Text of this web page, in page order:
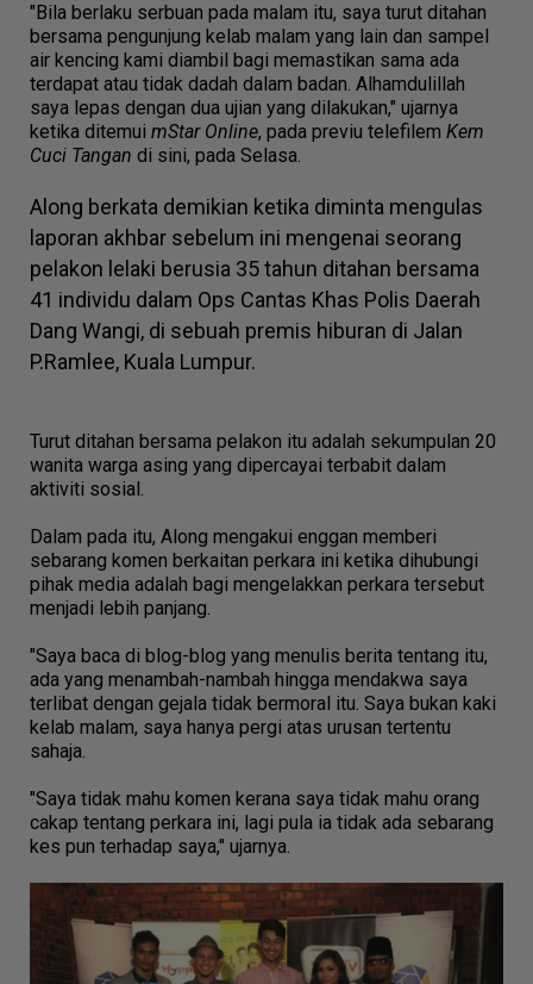
"Bila berlaku serbuan pada malam itu, saya turut ditahan
bersama pengunjung kelab malam yang lain dan sampel
air kencing kami diambil bagi memastikan sama ada
terdapat atau tidak dadah dalam badan. Alhamdulillah
saya lepas dengan dua ujian yang dilakukan," ujarnya
ketika ditemui mStar Online, pada previu telefilem Kem
Cuci Tangan di sini, pada Selasa.
Along berkata demikian ketika diminta mengulas
laporan akhbar sebelum ini mengenai seorang
pelakon lelaki berusia 35 tahun ditahan bersama
41 individu dalam Ops Cantas Khas Polis Daerah
Dang Wangi, di sebuah premis hiburan di Jalan
P.Ramlee, Kuala Lumpur.
Turut ditahan bersama pelakon itu adalah sekumpulan 20
wanita warga asing yang dipercayai terbabit dalam
aktiviti sosial.
Dalam pada itu, Along mengakui enggan memberi
sebarang komen berkaitan perkara ini ketika dihubungi
pihak media adalah bagi mengelakkan perkara tersebut
menjadi lebih panjang.
"Saya baca di blog-blog yang menulis berita tentang itu,
ada yang menambah-nambah hingga mendakwa saya
terlibat dengan gejala tidak bermoral itu. Saya bukan kaki
kelab malam, saya hanya pergi atas urusan tertentu
sahaja.
"Saya tidak mahu komen kerana saya tidak mahu orang
cakap tentang perkara ini, lagi pula ia tidak ada sebarang
kes pun terhadap saya," ujarnya.